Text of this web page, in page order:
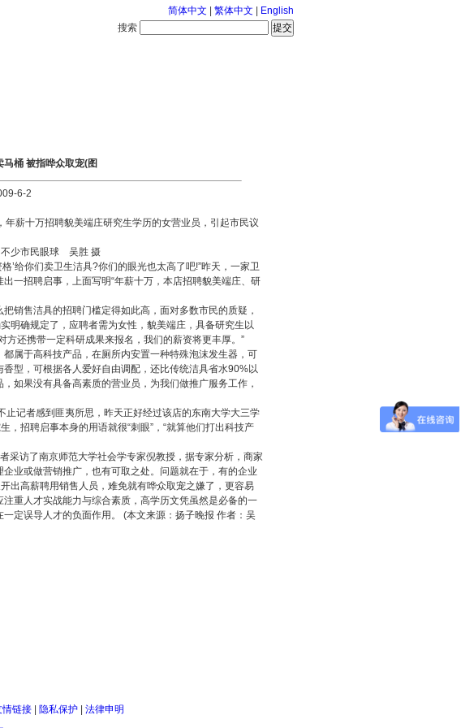
简体中文 繁体中文
English
搜索
桶 被指哗众取宠(图
6-2
薪十万招聘貌美端庄研究生学历的女营业员，引起市民议
不少市民眼球 吴胜 摄
’给你们卖卫生洁具?你们的眼光也太高了吧!”昨天，一家卫
一招聘启事，上面写明“年薪十万，本店招聘貌美端庄、研
售洁具的招聘门槛定得如此高，面对多数市民的质疑，
明确规定了，应聘者需为女性，貌美端庄，具备研究生以
还携带一定科研成果来报名，我们的薪资将更丰厚。”
于高科技产品，在厕所内安置一种特殊泡沫发生器，可
型，可根据各人爱好自由调配，还比传统洁具省水90%以
如果没有具备高素质的营业员，为我们做推广服务工作，
记者感到匪夷所思，昨天正好经过该店的东南大学大三学
，招聘启事本身的用语就很“刺眼”，“就算他们打出科技产
访了南京师范大学社会学专家倪教授，据专家分析，商家
业或做营销推广，也有可取之处。问题就在于，有的企业
出高薪聘用销售人员，难免就有哗众取宠之嫌了，更容易
重人才实战能力与综合素质，高学历文凭虽然是必备的一
定误导人才的负面作用。 (本文来源：扬子晚报 作者：吴
情链接| 隐私保护| 法律申明